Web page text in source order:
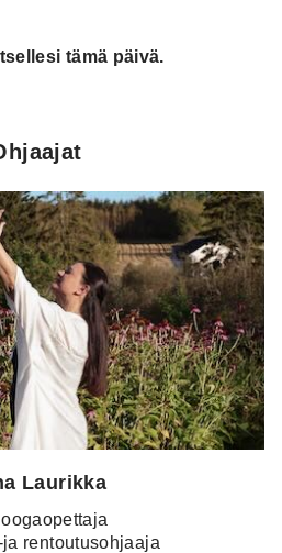
tämä päivä.
Laurikka
rentoutusohjaaja